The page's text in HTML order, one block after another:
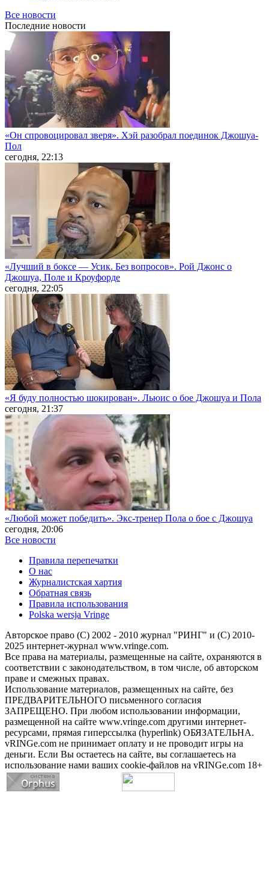
Все новости
Последние новости
«Он спровоцировал зверя». Хэй разобрал поединок Джошуа-
Пол
сегодня, 22:13
«Лучший в боксе — Усик. Без вопросов». Рой Джонс о
Джошуа, Поле и Кроуфорде
сегодня, 22:05
«Я буду полностью шокирован». Льюис о бое Джошуа и Пола
сегодня, 21:37
«Любой может победить». Экс-тренер Пола о бое с Джошуа
сегодня, 20:06
Все новости
Правила перепечатки
О нас
Журналистская хартия
Обратная связь
Правила использования
Polska wersja Vringe
Авторское право (С) 2002 - 2010 журнал "РИНГ" и (С) 2010-
2025 интернет-журнал www.vringe.com.
Все права на материалы, размещенные на сайте, охраняются в
соответствии с законодательством, в том числе, об авторском
праве и смежных правах.
Использование материалов, размещенных на сайте, без
ПРЕДВАРИТЕЛЬНОГО письменного согласия
ЗАПРЕЩЕНО. При любом использовании информации,
размещенной на сайте www.vringe.com другими интернет-
ресурсами, прямая гиперссылка (hyperlink) ОБЯЗАТЕЛЬНА.
vRINGe.com не принимает оплату и не проводит игры на
деньги. Если Вы остаетесь на сайте, вы соглашаетесь на
использование нами ваших cookie-файлов на vRINGe.com 18+